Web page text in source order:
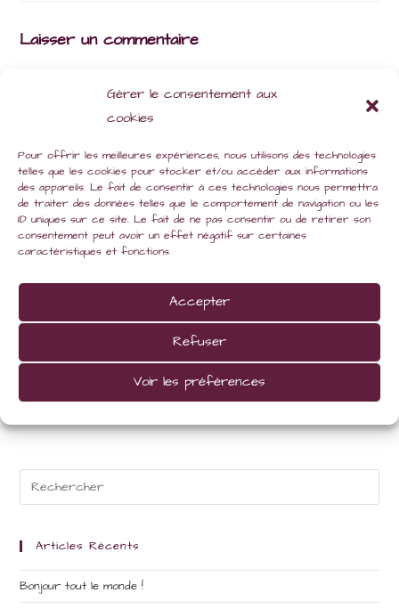
Gérer le consentement aux
cookies
Pour offrir les meilleures expériences, nous utilisons des technologies
telles que les cookies pour stocker et/ou accéder aux informations
des appareils. Le fait de consentir à ces technologies nous permettra
de traiter des données telles que le comportement de navigation ou les
ID uniques sur ce site. Le fait de ne pas consentir ou de retirer son
consentement peut avoir un effet négatif sur certaines
caractéristiques et fonctions.
Accepter
Refuser
Voir les préférences
Laisser un commentaire
Enter
your
username
comment
Enter
email
to
comment
your
URL
(optional)
Articles Récents
Bonjour tout le monde !